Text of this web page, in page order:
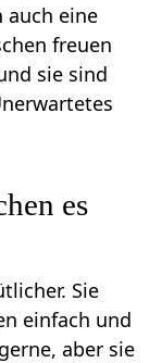
auch eine
freuen
sie sind
es
Sie
einfach und
aber sie